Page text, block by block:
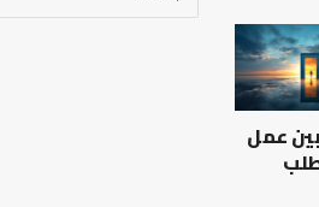
العلاقة
العلمية
بين
الإمام
مالك
والليث
بن
عمل